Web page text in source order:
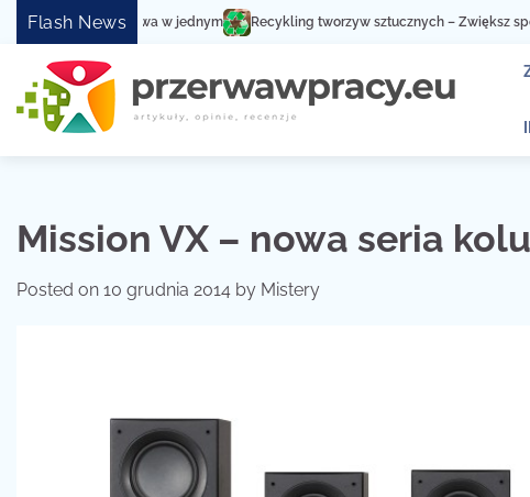
Skip
content
Flash News Recykling tworzyw sztucznych – Zwiększ społeczną
Mission VX – nowa seria
Posted on 10 grudnia 2014 by Mistery